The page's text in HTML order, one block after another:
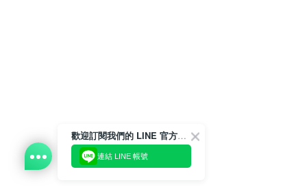
歡迎訂閱我們的 LINE 官方帳號
連結 LINE 帳號